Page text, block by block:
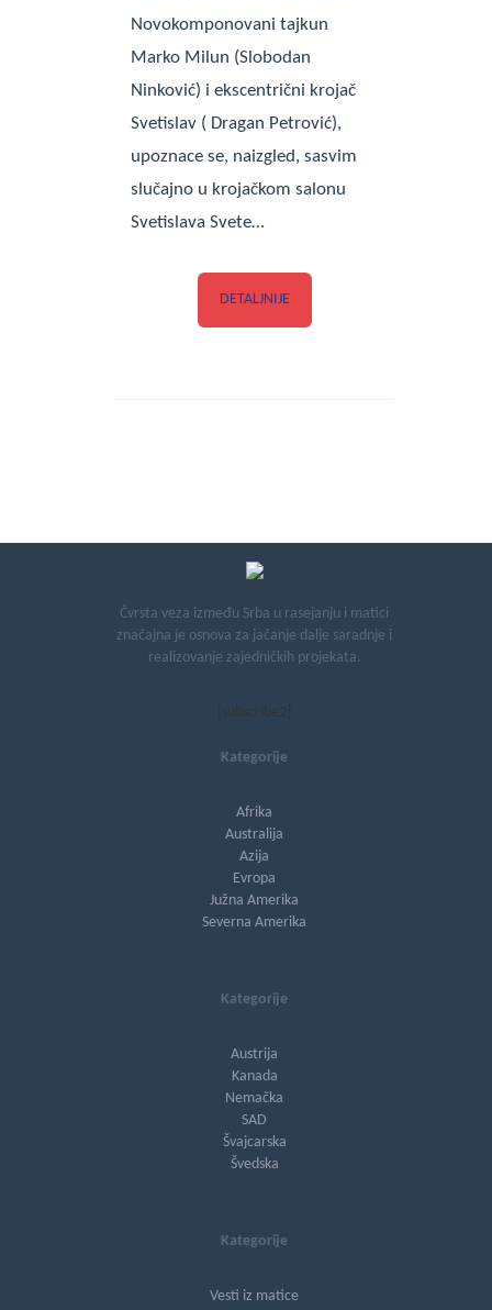
Novokomponovani tajkun
Marko Milun (Slobodan
Ninković) i ekscentrični krojač
Svetislav ( Dragan Petrović),
upoznace se, naizgled, sasvim
slučajno u krojačkom salonu
Svetislava Svete…
DETALJNIJE
Čvrsta veza između Srba u rasejanju i matici
značajna je osnova za jačanje dalje saradnje i
realizovanje zajedničkih projekata.
[subscribe2]
Kategorije
Afrika
Australija
Azija
Evropa
Južna Amerika
Severna Amerika
Kategorije
Austrija
Kanada
Nemačka
SAD
Švajcarska
Švedska
Kategorije
Vesti iz matice